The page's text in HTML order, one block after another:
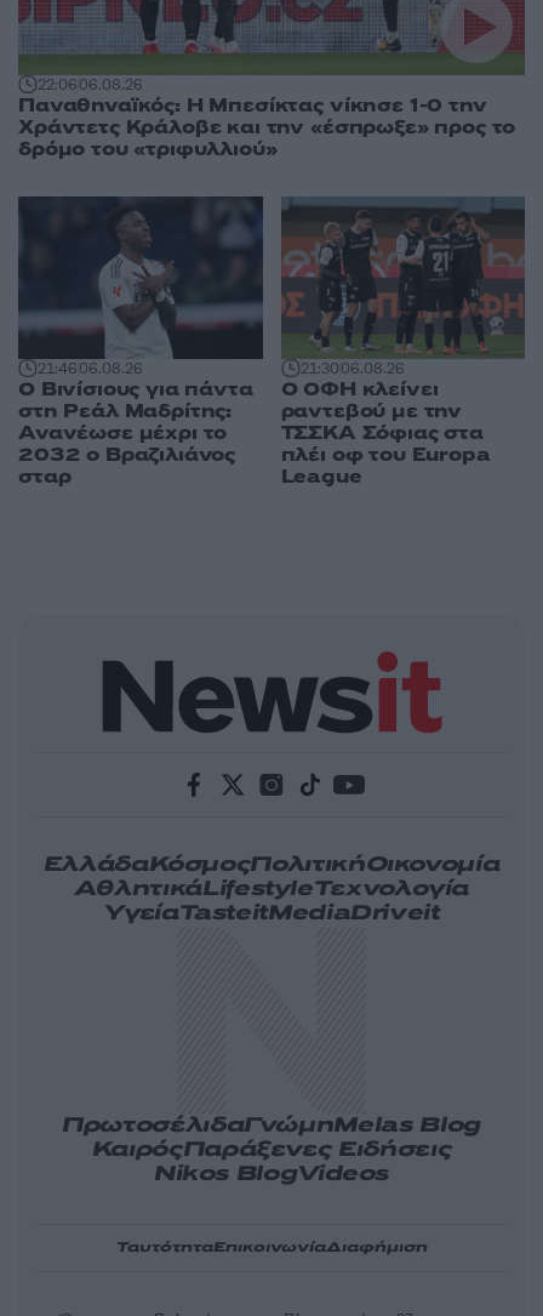
22:0606.08.26
Παναθηναϊκός: Η Μπεσίκτας νίκησε 1-0 την
Χράντετς Κράλοβε και την «έσπρωξε» προς το
δρόμο του «τριφυλλιού»
21:4606.08.26
Ο Βινίσιους για πάντα
στη Ρεάλ Μαδρίτης:
Ανανέωσε μέχρι το
2032 ο Βραζιλιάνος
σταρ
21:3006.08.26
Ο ΟΦΗ κλείνει
ραντεβού με την
ΤΣΣΚΑ Σόφιας στα
πλέι οφ του Europa
League
ΕλλάδαΚόσμοςΠολιτικήΟικονομία
ΑθλητικάLifestyleΤεχνολογία
ΥγείαTasteitMediaDriveit
ΠρωτοσέλιδαΓνώμηMelas Blog
ΚαιρόςΠαράξενες Ειδήσεις
Nikos BlogVideos
ΤαυτότηταΕπικοινωνίαΔιαφήμιση